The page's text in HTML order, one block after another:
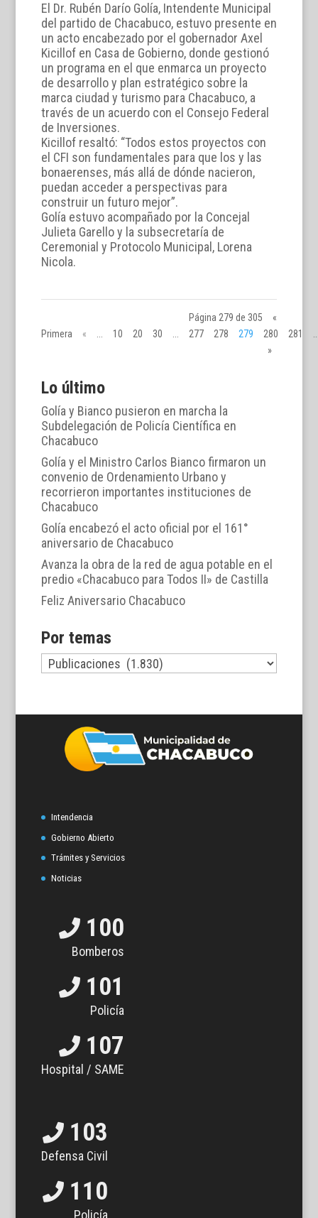
El Dr. Rubén Darío Golía, Intendente Municipal
del partido de Chacabuco, estuvo presente en
un acto encabezado por el gobernador Axel
Kicillof en Casa de Gobierno, donde gestionó
un programa en el que enmarca un proyecto
de desarrollo y plan estratégico sobre la
marca ciudad y turismo para Chacabuco, a
través de un acuerdo con el Consejo Federal
de Inversiones.
Kicillof resaltó: “Todos estos proyectos con
el CFI son fundamentales para que los y las
bonaerenses, más allá de dónde nacieron,
puedan acceder a perspectivas para
construir un futuro mejor”.
Golía estuvo acompañado por la Concejal
Julieta Garello y la subsecretaría de
Ceremonial y Protocolo Municipal, Lorena
Nicola.
Página 279 de 305
«
Primera
« 10 20 30 277 278 279 280 281
»
Lo último
Golía y Bianco pusieron en marcha la
Subdelegación de Policía Científica en
Chacabuco
Golía y el Ministro Carlos Bianco firmaron un
convenio de Ordenamiento Urbano y
recorrieron importantes instituciones de
Chacabuco
Golía encabezó el acto oficial por el 161°
aniversario de Chacabuco
Avanza la obra de la red de agua potable en el
predio «Chacabuco para Todos II» de Castilla
Feliz Aniversario Chacabuco
Por temas
Por
temas
Intendencia
Gobierno Abierto
Trámites y Servicios
Noticias
100
Bomberos
101
Policía
107
Hospital / SAME
103
Defensa Civil
110
Policía